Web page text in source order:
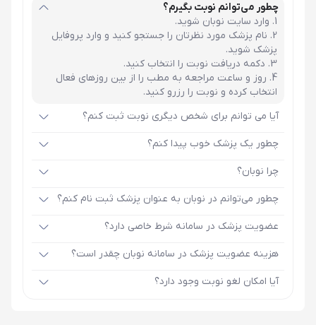
چطور می‌توانم نوبت بگیرم؟
وارد سایت نوبان شوید.
نام پزشک مورد نظرتان را جستجو کنید و وارد پروفایل
پزشک شوید.
دکمه دریافت نوبت را انتخاب کنید.
روز و ساعت مراجعه به مطب را از بین روزهای فعال
انتخاب کرده و نوبت را رزرو کنید.
آیا می توانم برای شخص دیگری نوبت ثبت کنم؟
چطور یک پزشک خوب پیدا کنم؟
چرا نوبان؟
چطور می‌توانم در نوبان به عنوان پزشک ثبت نام کنم؟
عضویت پزشک در سامانه شرط خاصی دارد؟
هزینه عضویت پزشک در سامانه نوبان چقدر است؟
آیا امکان لغو نوبت وجود دارد؟